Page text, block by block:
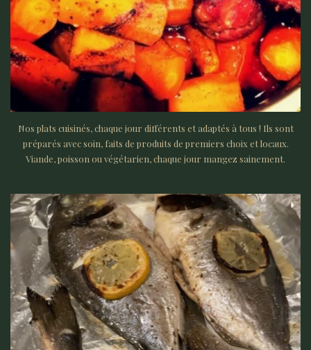
Nos plats cuisinés, chaque jour différents et adaptés à tous ! Ils sont
préparés avec soin, faits de produits de premiers choix et locaux.
Viande, poisson ou végétarien, chaque jour mangez sainement.